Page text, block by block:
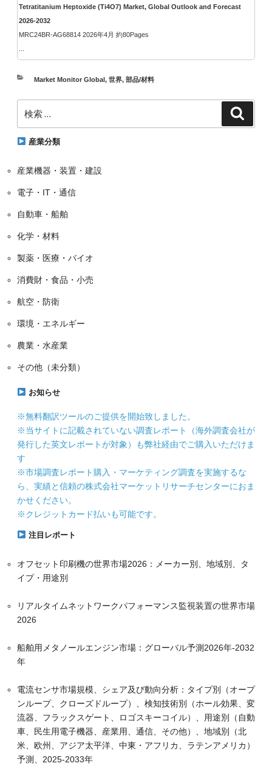
Tetratitanium Heptoxide (Ti4O7) Market, Global Outlook and Forecast
2026-2032
MRC24BR-AG68814 2026年4月 約80Pages
カ
リ
Market Monitor Global, 世界, 部品/材料
索:
産業分類
産業機器・装置・建設
電子・IT・通信
自動車・船舶
化学・材料
製薬・医療・バイオ
消費財・食品・小売
航空・防衛
環境・エネルギー
農業・水産業
その他（未分類）
お知らせ
※無料翻訳ツールのご提供を開始致しました。
※当サイトに記載されていない調査レポート（海外調査会社が
発行した英文レポートが対象）も弊社経由でご購入いただけま
す
※市場調査レポート購入・マーケティング調査を実施するな
ら、実績と信頼の株式会社マーケットリサーチセンターにおま
かせください。
※クレジットカード払いも可能です。
注目レポート
オフセット印刷機の世界市場2026：メーカー別、地域別、タ
イプ・用途別
リアルタイムネットワークパフォーマンス監視装置の世界市場
2026
船舶用メタノールエンジン市場：グローバル予測2026年-2032
年
電流センサ市場規模、シェア及び動向分析：タイプ別（オープ
ンループ、クローズドループ）、検知技術別（ホール効果、変
流器、フラックスゲート、ロゴスキーコイル）、用途別（自動
車、民生用電子機器、産業用、通信、その他）、地域別（北
米、欧州、アジア太平洋、中東・アフリカ、ラテンアメリカ）
予測、2025-2033年